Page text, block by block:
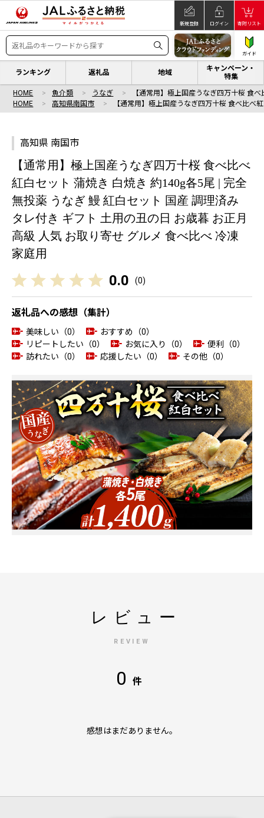
新規登録 ログイン 寄附リスト
ガイド
ランキング 返礼品 地域
キャンペーン・
特集
HOME 魚介類 うなぎ
【通常用】極上国産うなぎ四万十桜 食
HOME
高知県南国市 【通常用】極上国産うなぎ四万十桜 食べ比べ
高知県 南国市
【通常用】極上国産うなぎ四万十桜 食べ比べ
紅白セット 蒲焼き 白焼き 約140g各5尾 | 完全
無投薬 うなぎ 鰻 紅白セット 国産 調理済み
タレ付き ギフト 土用の丑の日 お歳暮 お正月
高級 人気 お取り寄せ グルメ 食べ比べ 冷凍
家庭用
0.0 (0)
返礼品への感想（集計）
美味しい（0）
おすすめ（0）
リピートしたい（0）
お気に入り（0）
便利（0）
訪れたい（0）
応援したい（0） その他（0）
レビュー
REVIEW
0 件
感想はまだありません。